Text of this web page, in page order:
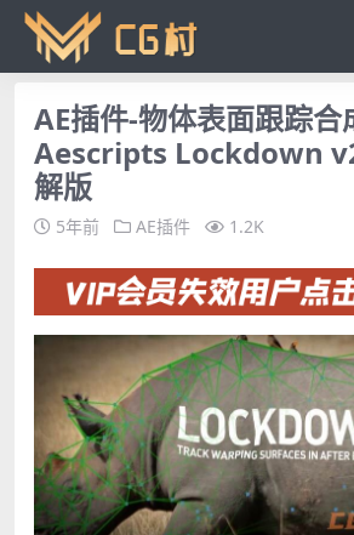
AE插件-物体表面跟踪合
Aescripts Lockdown
解版
5年前 AE插件 1.2K